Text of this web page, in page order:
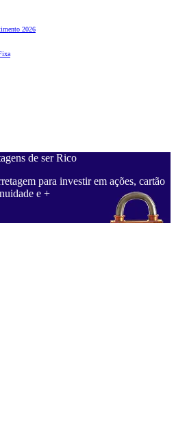
2026
de ser Rico
para investir em ações, cartão
e +